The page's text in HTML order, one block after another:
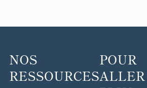
NOS
RESSOURCES
POUR
ALLER